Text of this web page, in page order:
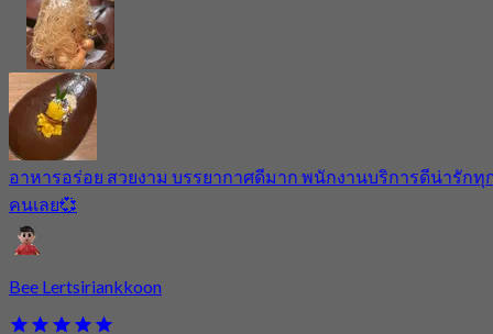
อาหารอร่อย สวยงาม บรรยากาศดีมาก พนักงานบริการดีน่ารักทุ
คนเลย💞
Bee Lertsiriankkoon